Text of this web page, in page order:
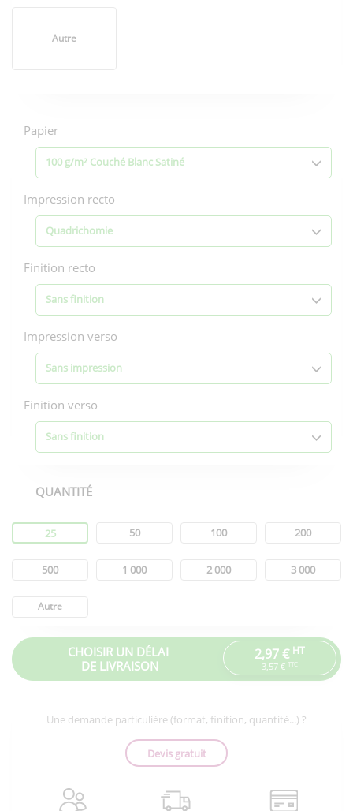
2,97 € HT
3,57 € TTC
Autre
d'impression
Papier
100 g/m² Couché Blanc Satiné
Impression recto
Quadrichomie
Finition recto
Sans finition
Impression verso
Sans impression
Finition verso
Sans finition
Quantité
QUANTITÉ
25 50 100 200
500 1 000 2 000 3 000
Autre
CHOISIR UN DÉLAI
DE LIVRAISON
Une demande particulière (format, finition, quantité...) ?
Devis gratuit